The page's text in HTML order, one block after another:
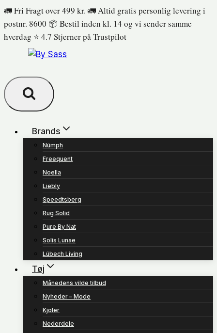
Fortsæt
til
indhold
🚛 Fri Fragt over 499 kr. 🚛 Altid gratis personlig levering i
postnr. 8600 📦 Bestil inden kl. 14 og vi sender samme
hverdag ⭐️ 4.7 Stjerner på Trustpilot
Brands
Nümph
Freequent
Noella
Liebly
Speedtsberg
Rug Solid
Pure By Nat
Solis Lunae
Lübech Living
Tøj
Månedens vilde tilbud
Nyheder – Mode
Kjoler
Nederdele